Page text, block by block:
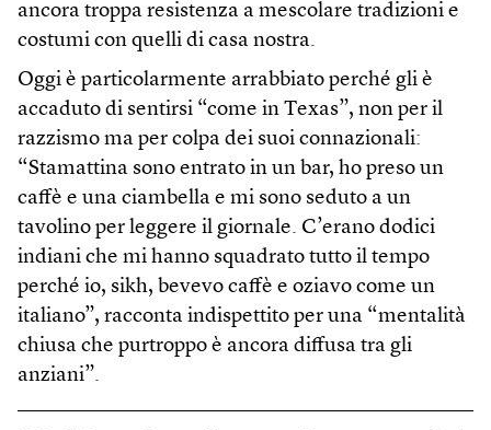
ancora troppa resistenza a mescolare tradizioni e
costumi con quelli di casa nostra.
Oggi è particolarmente arrabbiato perché gli è
accaduto di sentirsi “come in Texas”, non per il
razzismo ma per colpa dei suoi connazionali:
“Stamattina sono entrato in un bar, ho preso un
caffè e una ciambella e mi sono seduto a un
tavolino per leggere il giornale. C’erano dodici
indiani che mi hanno squadrato tutto il tempo
perché io, sikh, bevevo caffè e oziavo come un
italiano”, racconta indispettito per una “mentalità
chiusa che purtroppo è ancora diffusa tra gli
anziani”.